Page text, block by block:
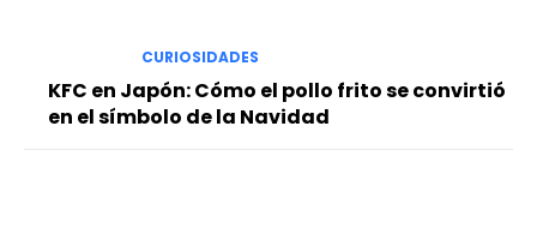
CURIOSIDADES
KFC en Japón: Cómo el pollo frito se convirtió
en el símbolo de la Navidad